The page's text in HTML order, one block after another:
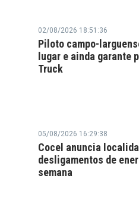
02/08/2026 18:51:36
Piloto campo-
lugar e ainda garante
Truck
05/08/2026 16:29:38
Cocel anuncia
desligamentos de
semana